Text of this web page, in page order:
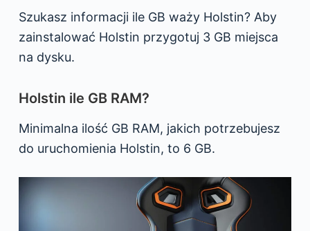
Szukasz informacji ile GB waży Holstin? Aby
zainstalować Holstin przygotuj 3 GB miejsca
na dysku.
Holstin ile GB RAM?
Minimalna ilość GB RAM, jakich potrzebujesz
do uruchomienia Holstin, to 6 GB.